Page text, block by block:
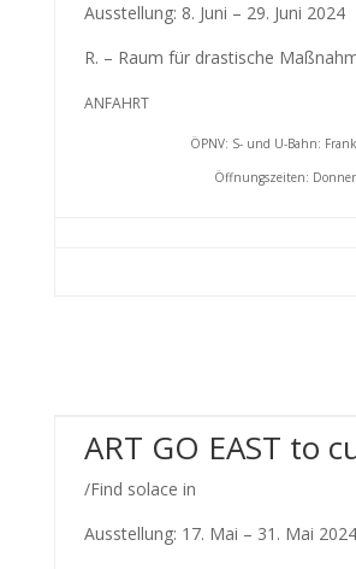
Ausstellung: 8. Juni – 29. Juni 2024
R. – Raum für drastische
ANFAHRT
ÖPNV: S- und U-Bahn:
Öffnungszeiten:
ART GO EAST to
/Find solace in
Ausstellung: 17. Mai – 31. Mai 2024